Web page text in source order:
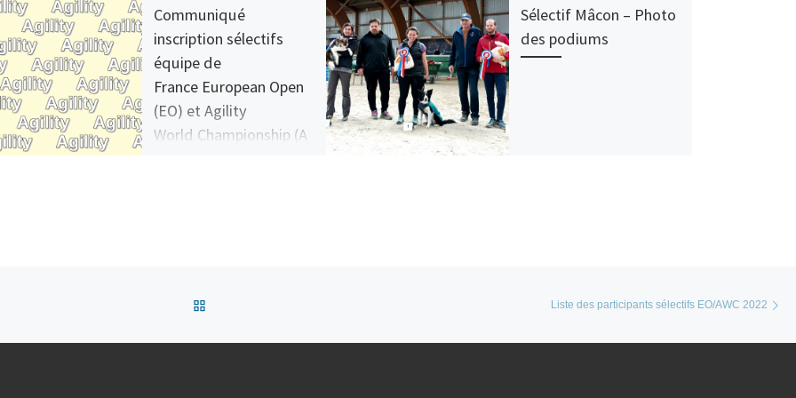
Communiqué
inscription sélectifs
équipe de
France European Open
(EO) et Agility
World Championship (A
juillet […]
Sélectif Mâcon – Photo
des podiums
Liste des participants sélectifs EO/AWC 2022